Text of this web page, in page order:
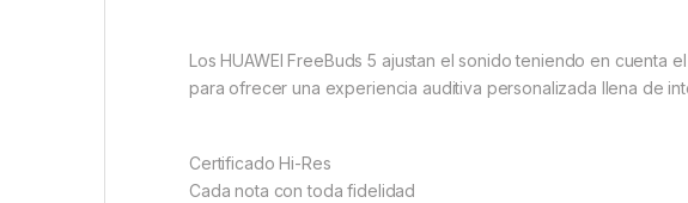
Los HUAWEI FreeBuds 5 ajustan el sonido teniendo en cuenta
para ofrecer una experiencia auditiva personalizada llena de
Certificado Hi-Res
Cada nota con toda fidelidad